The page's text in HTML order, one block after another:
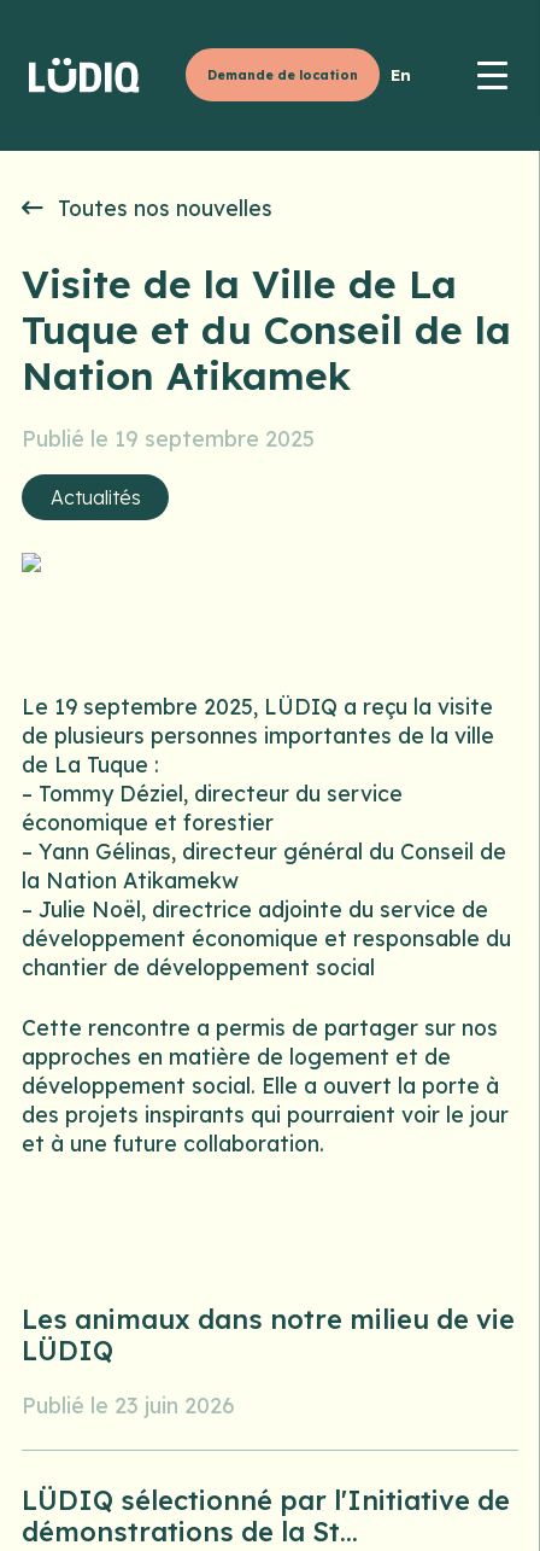
Demande de location En
Toutes nos nouvelles
Visite de la Ville de La
Tuque et du Conseil de la
Nation Atikamek
Publié le 19 septembre 2025
Actualités
Le 19 septembre 2025, LÜDIQ a reçu la visite
de plusieurs personnes importantes de la ville
de La Tuque :
– Tommy Déziel, directeur du service
économique et forestier
– Yann Gélinas, directeur général du Conseil de
la Nation Atikamekw
– Julie Noël, directrice adjointe du service de
développement économique et responsable du
chantier de développement social
Cette rencontre a permis de partager sur nos
approches en matière de logement et de
développement social. Elle a ouvert la porte à
des projets inspirants qui pourraient voir le jour
et à une future collaboration.
Les animaux dans notre milieu de vie
LÜDIQ
Publié le 23 juin 2026
LÜDIQ sélectionné par l'Initiative de
démonstrations de la St...